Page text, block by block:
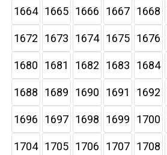
1664 1665 1666 1667 1668
1672 1673 1674 1675 1676
1680 1681 1682 1683 1684
1688 1689 1690 1691 1692
1696 1697 1698 1699 1700
1704 1705 1706 1707 1708